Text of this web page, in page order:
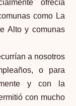
ofrecía
como La
Alto y comunas
a nosotros
o para
y con la
con mucho